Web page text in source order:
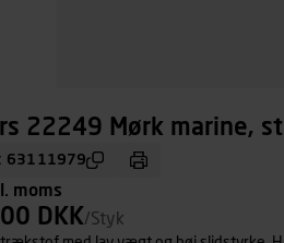
22249 Mørk marine,
63111979
moms
DKK/Styk